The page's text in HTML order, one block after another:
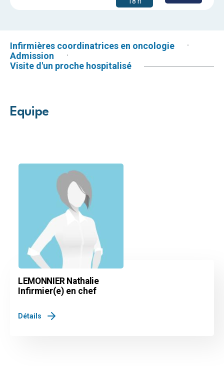
Infirmières coordinatrices en oncologie
Admission
Visite d'un proche hospitalisé
Equipe
LEMONNIER Nathalie
Infirmier(e) en chef
Détails